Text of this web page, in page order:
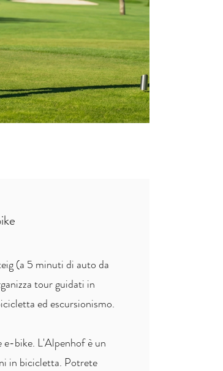
(a 5 minuti di auto da
tour guidati in
ed escursionismo.
e-bike. L'Alpenhof è un
in bicicletta. Potrete